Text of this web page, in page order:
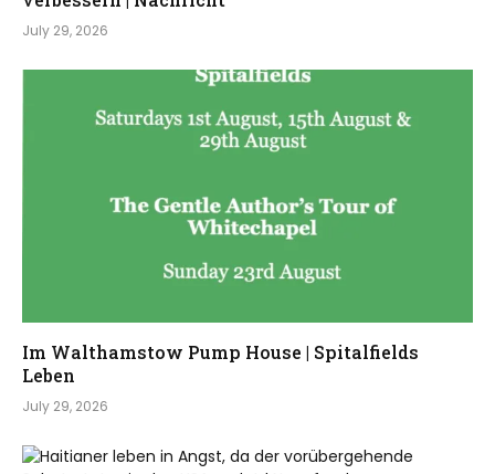
July 29, 2026
Im Walthamstow Pump House | Spitalfields
Leben
July 29, 2026